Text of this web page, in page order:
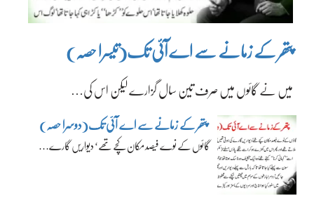
پتھر کے زمانے سے اے آئی تک(تیسرا حصہ)
میں نے گائوں میں صرف تین سال گزارے لیکن اس کی…
پتھر کے زمانے سے اے آئی تک(دوسرا حصہ)
گائوں کے نوے فیصد مکان کچے تھے‘ دیواریں گارے…